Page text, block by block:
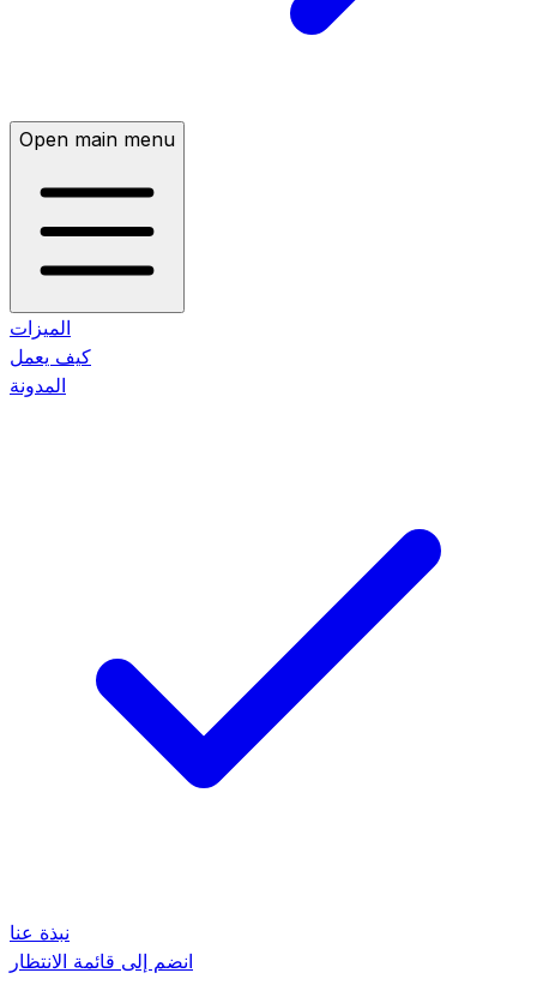
Open main menu
الميزات
كيف يعمل
المدونة
نبذة عنا
انضم إلى قائمة الانتظار